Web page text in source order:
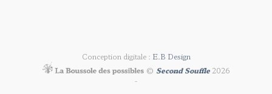
Conception digitale : E.B Design
© Second Souffle2026